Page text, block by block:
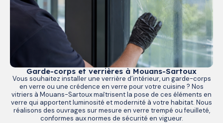
Garde-corps et verrières à Mouans-Sartoux
Vous souhaitez installer une verrière d’intérieur, un garde-corps
en verre ou une crédence en verre pour votre cuisine ? Nos
vitriers à Mouans-Sartoux maîtrisent la pose de ces éléments en
verre qui apportent luminosité et modernité à votre habitat. Nous
réalisons des ouvrages sur mesure en verre trempé ou feuilleté,
conformes aux normes de sécurité en vigueur.